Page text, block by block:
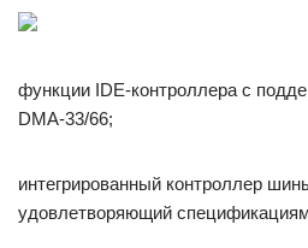
функции IDE-контроллера с
DMA-33/66;
интегрированный контроллер
удовлетворяющий